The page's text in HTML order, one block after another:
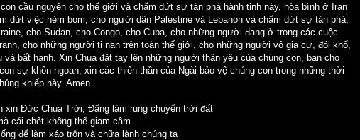
cầu nguyện cho thế giới và chấm dứt sự tàn phá hành tinh này, hòa bình ở Iran
dứt việc ném bom, cho người dân Palestine và Lebanon và chấm dứt sự tàn phá,
cho Sudan, cho Congo, cho Cuba, cho những người đang ở trong các cuộc
cho những người tị nạn trên toàn thế giới, cho những người vô gia cư, đói khổ,
và bất hạnh. Xin Chúa đặt tay lên những người thân yêu của chúng con, ban cho
sự khôn ngoan, xin các thiên thần của Ngài bảo vệ chúng con trong những thời
khiếp này. Amen
xin Đức Chúa Trời, Đấng làm rung chuyển trời đất
cái chết không thể giam cầm
để làm xáo trộn và chữa lành chúng ta